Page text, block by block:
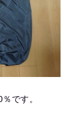
です。